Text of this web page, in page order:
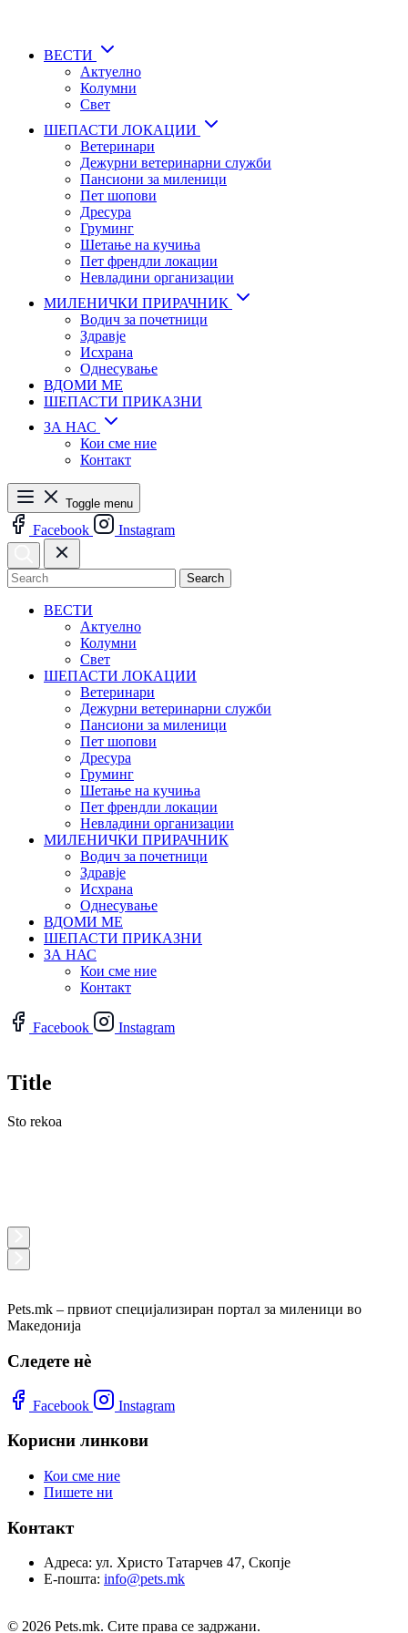
content
ВЕСТИ
Актуелно
Колумни
Свет
ШЕПАСТИ ЛОКАЦИИ
Ветеринари
Дежурни ветеринарни служби
Пансиони за миленици
Пет шопови
Дресура
Груминг
Шетање на кучиња
Пет френдли локации
Невладини организации
МИЛЕНИЧКИ ПРИРАЧНИК
Водич за почетници
Здравје
Исхрана
Однесување
ВДОМИ МЕ
ШЕПАСТИ ПРИКАЗНИ
ЗА НАС
Кои сме ние
Контакт
Toggle menu
Facebook Instagram
Search
ВЕСТИ
Актуелно
Колумни
Свет
ШЕПАСТИ ЛОКАЦИИ
Ветеринари
Дежурни ветеринарни служби
Пансиони за миленици
Пет шопови
Дресура
Груминг
Шетање на кучиња
Пет френдли локации
Невладини организации
МИЛЕНИЧКИ ПРИРАЧНИК
Водич за почетници
Здравје
Исхрана
Однесување
ВДОМИ МЕ
ШЕПАСТИ ПРИКАЗНИ
ЗА НАС
Кои сме ние
Контакт
Facebook Instagram
Title
Sto rekoa
Pets.mk – првиот специјализиран портал за миленици во
Македонија
Следете нѐ
Facebook Instagram
Корисни линкови
Кои сме ние
Пишете ни
Контакт
Адреса: ул. Христо Татарчев 47, Скопје
Е-пошта: info@pets.mk
© 2026 Pets.mk. Сите права се задржани.